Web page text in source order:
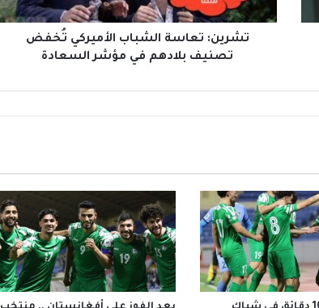
ا
ل
ا
ل
أ
م
ي
ر
ك
ي
تشرين: تعاسة الشباب الأميركي تُخفض
تصنيف بلادهم في مؤشر السعادة